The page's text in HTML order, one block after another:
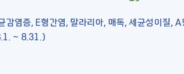
염증, E형간염, 말라리아, 매독, 세균성이질,
~ 8.31.)